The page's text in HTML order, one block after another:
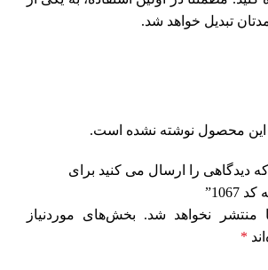
تبدیل خواهد شد.
این محصول نوشته نشده است.
که دیدگاهی را ارسال می کنید برای
منتشر نخواهد شد.
بخش‌های موردنیاز
*